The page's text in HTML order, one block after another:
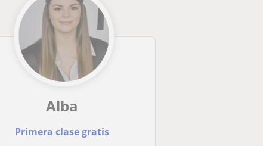
Alba
Primera clase gratis